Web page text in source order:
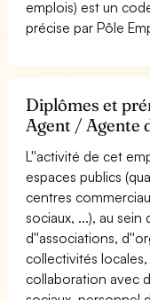
emplois) est un
précise par Pôle
Diplômes et
Agent / Agente
L''activité de cet
espaces publics
centres
sociaux, ...), au
d''associations,
collectivités
collaboration avec